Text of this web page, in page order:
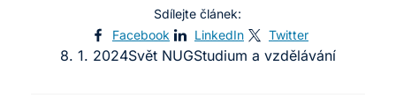
Sdílejte článek:
Facebook
LinkedIn Twitter
8. 1. 2024Svět NUGStudium a vzdělávání